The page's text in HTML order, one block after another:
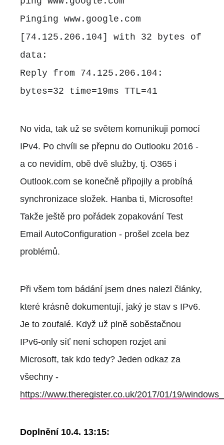
Pinging www.google.com
[74.125.206.104] with 32 bytes of
data:
Reply from 74.125.206.104:
bytes=32 time=19ms TTL=41
No vida, tak už se světem komunikuji pomocí
IPv4. Po chvíli se přepnu do Outlooku 2016 -
a co nevidím, obě dvě služby, tj. O365 i
Outlook.com se konečně připojily a probíhá
synchronizace složek. Hanba ti, Microsofte!
Takže ještě pro pořádek zopakování Test
Email AutoConfiguration - prošel zcela bez
problémů.
Při všem tom bádání jsem dnes nalezl články,
které krásně dokumentují, jaký je stav s IPv6.
Je to zoufalé. Když už plně soběstačnou
IPv6-only síť není schopen rozjet ani
Microsoft, tak kdo tedy? Jeden odkaz za
všechny -
https://www.theregister.co.uk/2017/01/19/
Doplnění 10.4. 13:15: